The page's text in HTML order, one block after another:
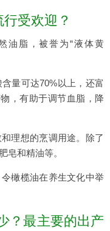
行受欢迎？
油脂，被誉为“液体黄
量可达70%以上，还富
，有助于调节血脂，降
理想的烹调用途。除了
皂和精油等。
橄榄油在养生文化中举
？最主要的出产